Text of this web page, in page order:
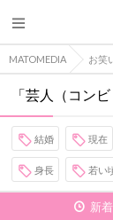
MATOMEDIA お笑
「芸人（コン
結婚 現在
身長 若い
新